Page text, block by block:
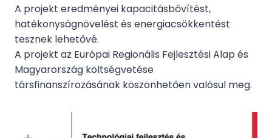
A projekt eredményei kapacitásbővítést,
hatékonyságnövelést és energiacsökkentést
tesznek lehetővé.
A projekt az Európai Regionális Fejlesztési Alap és
Magyarország költségvetése
társfinanszírozásának köszönhetően valósul meg.